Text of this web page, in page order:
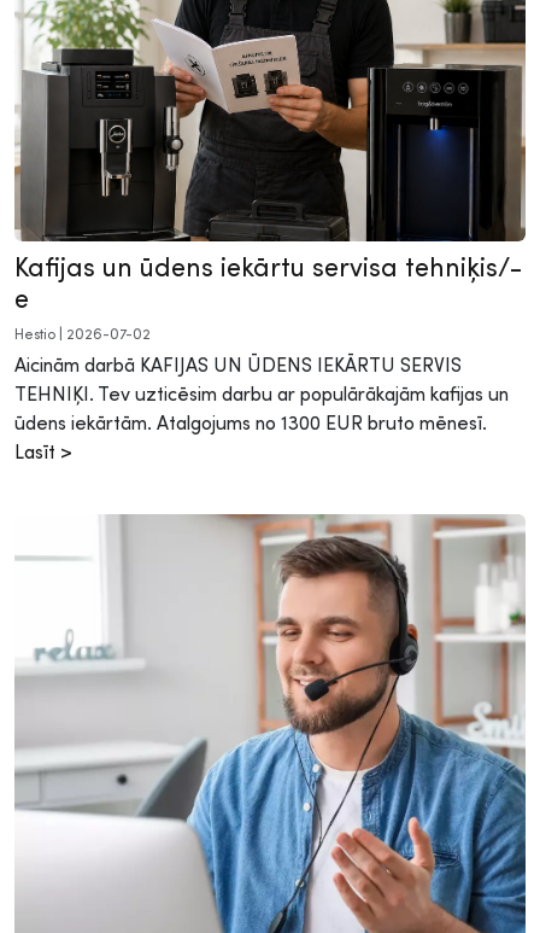
Kafijas un ūdens iekārtu servisa tehniķis/-
e
Hestio 2026-07-02
Aicinām darbā KAFIJAS UN ŪDENS IEKĀRTU SERVIS
TEHNIĶI. Tev uzticēsim darbu ar populārākajām kafijas un
ūdens iekārtām. Atalgojums no 1300 EUR bruto mēnesī.
Lasīt >